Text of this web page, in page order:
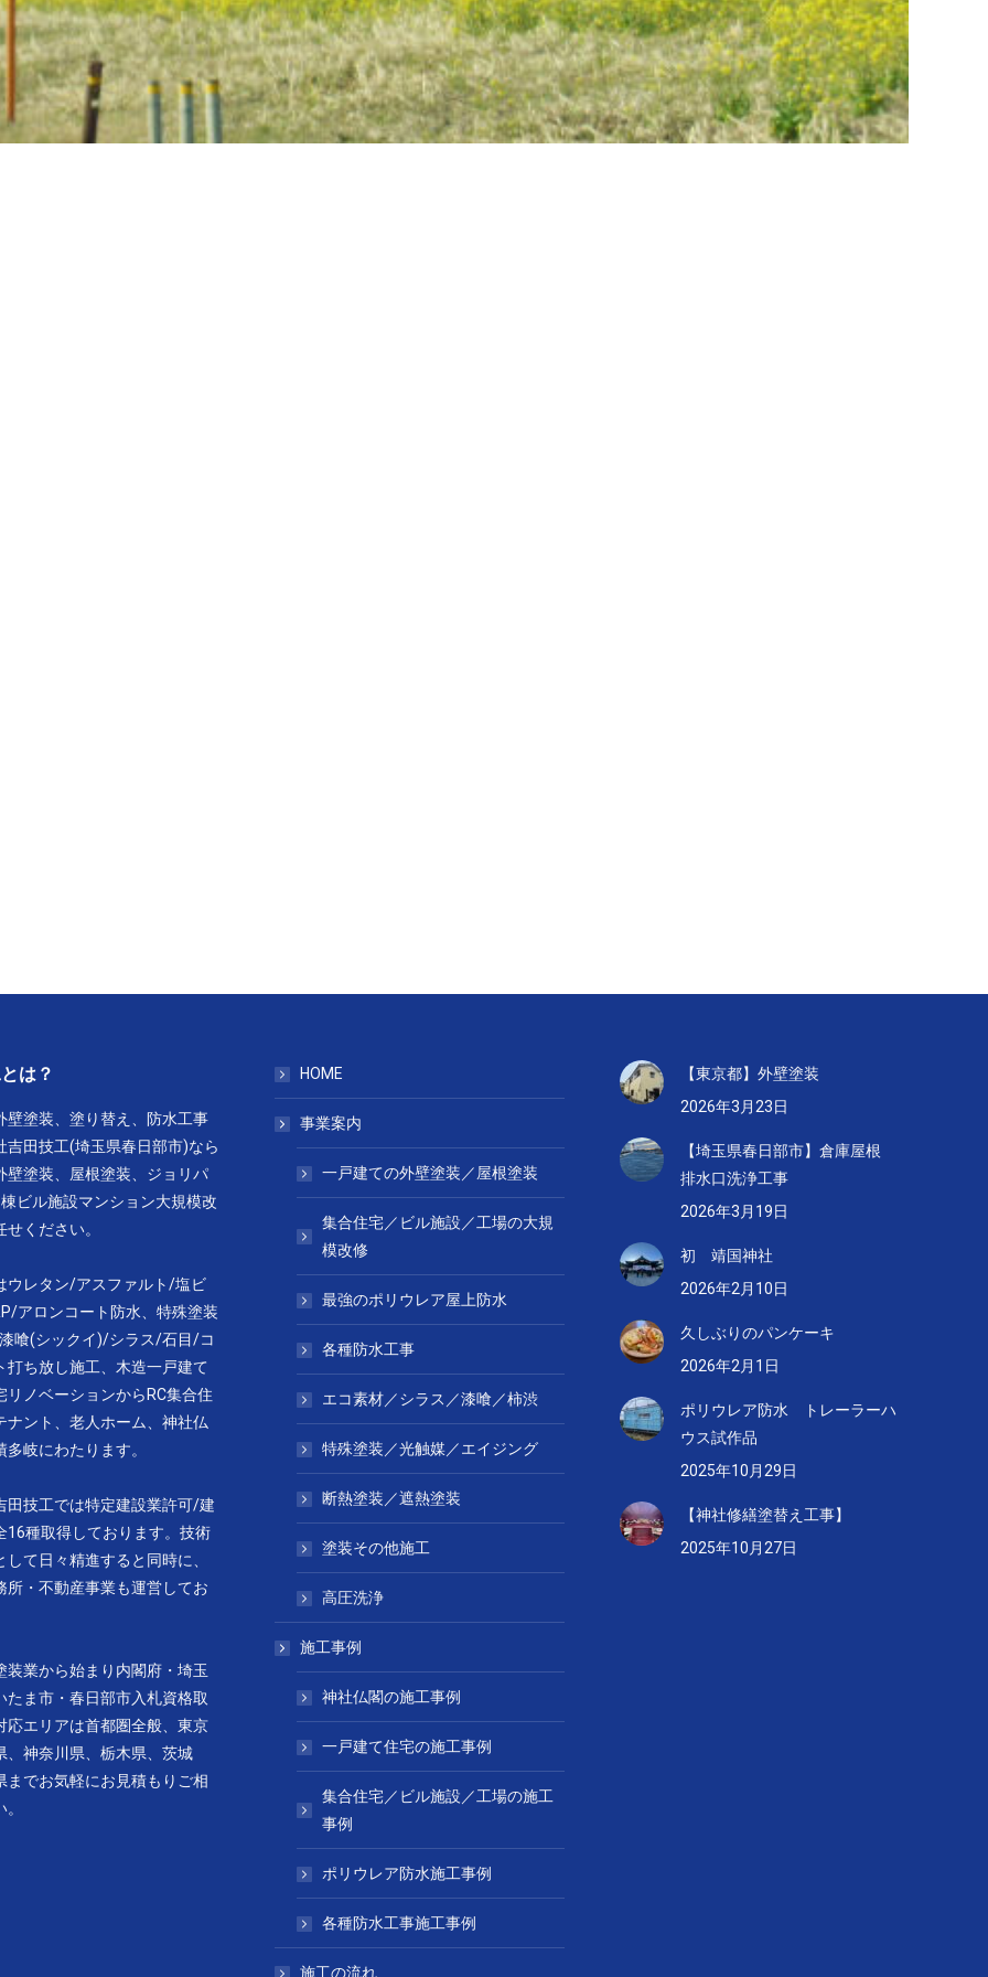
は？
壁塗装、塗り替え、防水工事
吉田技工(埼玉県春日部市)なら
壁塗装、屋根塗装、ジョリパ
ビル施設マンション大規模改
ください。
ウレタン/アスファルト/塩ビ
アロンコート防水、特殊塗装
喰(シックイ)/シラス/石目/コ
打ち放し施工、木造一戸建て
リノベーションからRC集合住
ナント、老人ホーム、神社仏
岐にわたります。
田技工では特定建設業許可/建
16種取得しております。技術
して日々精進すると同時に、
所・不動産事業も運営してお
装業から始まり内閣府・埼玉
たま市・春日部市入札資格取
応エリアは首都圏全般、東京
、神奈川県、栃木県、茨城
までお気軽にお見積もりご相
HOME
事業案内
一戸建ての外壁塗装／屋根塗装
集合住宅／ビル施設／工場の大規
模改修
最強のポリウレア屋上防水
各種防水工事
エコ素材／シラス／漆喰／柿渋
特殊塗装／光触媒／エイジング
断熱塗装／遮熱塗装
塗装その他施工
高圧洗浄
施工事例
神社仏閣の施工事例
一戸建て住宅の施工事例
集合住宅／ビル施設／工場の施工
事例
ポリウレア防水施工事例
各種防水工事施工事例
施工の流れ
【東京都】外壁塗装
2026年3月23日
【埼玉県春日部市】倉庫屋根
排水口洗浄工事
2026年3月19日
初 靖国神社
2026年2月10日
久しぶりのパンケーキ
2026年2月1日
ポリウレア防水 トレーラーハ
ウス試作品
2025年10月29日
【神社修繕塗替え工事】
2025年10月27日